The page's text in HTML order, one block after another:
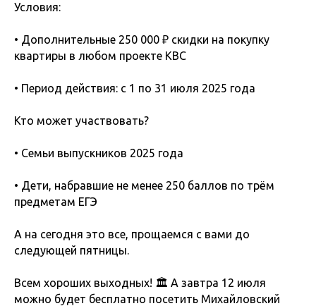
Условия:
• Дополнительные 250 000 ₽ скидки на покупку
квартиры в любом проекте КВС
• Период действия: с 1 по 31 июля 2025 года
Кто может участвовать?
• Семьи выпускников 2025 года
• Дети, набравшие не менее 250 баллов по трём
предметам ЕГЭ
А на сегодня это все, прощаемся с вами до
следующей пятницы.
Всем хороших выходных! 🏛 А завтра 12 июля
можно будет бесплатно посетить Михайловский